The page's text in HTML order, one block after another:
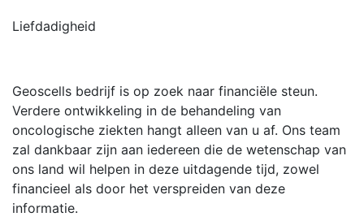
Liefdadigheid
Geoscells bedrijf is op zoek naar financiële steun.
Verdere ontwikkeling in de behandeling van
oncologische ziekten hangt alleen van u af. Ons team
zal dankbaar zijn aan iedereen die de wetenschap van
ons land wil helpen in deze uitdagende tijd, zowel
financieel als door het verspreiden van deze
informatie.